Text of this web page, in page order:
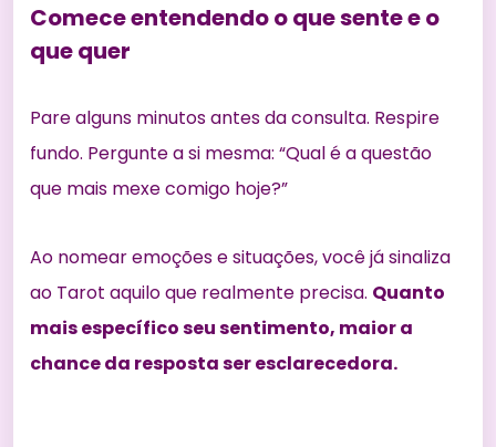
Comece entendendo o que sente e o
que quer
Pare alguns minutos antes da consulta. Respire
fundo. Pergunte a si mesma: “Qual é a questão
que mais mexe comigo hoje?”
Ao nomear emoções e situações, você já sinaliza
ao Tarot aquilo que realmente precisa. Quanto
mais específico seu sentimento, maior a
chance da resposta ser esclarecedora.